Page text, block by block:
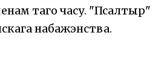
таго часу. "Псалтыр"
набажэнства.